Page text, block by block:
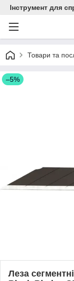
Інструмент для
Товари та
–5%
Леза